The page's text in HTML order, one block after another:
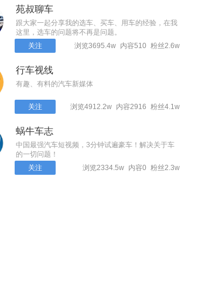
苑叔聊车
跟大家一起分享我的选车、买车、用车的经验，在我
这里，选车的问题将不再是问题。
关注
粉丝2.6w
内容510
浏览3695.4w
行车视线
有趣、有料的汽车新媒体
关注 粉丝4.1w
内容2916
浏览4912.2w
蜗牛车志
中国最强汽车短视频，3分钟试遍豪车！解决关于车
的一切问题！
关注
粉丝2.3w
内容0
浏览2334.5w